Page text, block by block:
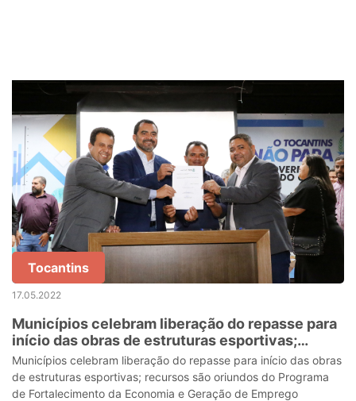
Tocantins
17.05.2022
Municípios celebram liberação do repasse para
início das obras de estruturas esportivas;
recursos são oriundos do Programa de
Fortalecimento da Economia e Geração de
Emprego
Municípios celebram liberação do repasse para início das obras
de estruturas esportivas; recursos são oriundos do Programa
de Fortalecimento da Economia e Geração de Emprego